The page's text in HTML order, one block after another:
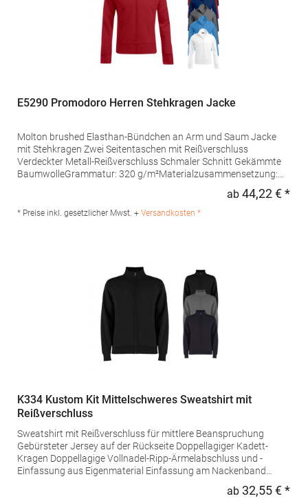
E5290 Promodoro Herren Stehkragen Jacke
Molton brushed Elasthan-Bündchen an Arm und Saum Jacke
mit Stehkragen Zwei Seitentaschen mit Reißverschluss
Verdeckter Metall-Reißverschluss Schmaler Schnitt Gekämmte
BaumwolleGrammatur: 320 g/m²Materialzusammensetzung:
5290Hersteller: Promodoro Fashion GmbH Am Gatherhof 57
40472 Düsseldorf Deutschland E-Mail: info@promodoro.de
ab 44,22 € *
* Preise inkl. gesetzlicher Mwst. + Versandkosten *
K334 Kustom Kit Mittelschweres Sweatshirt mit
Reißverschluss
Sweatshirt mit Reißverschluss für mittlere Beanspruchung
Gebürsteter Jersey auf der Rückseite Doppellagiger Kadett-
Kragen Doppellagige Vollnadel-Ripp-Ärmelabschluss und -
Einfassung aus Eigenmaterial Einfassung am Nackenband
ab 32,55 € *